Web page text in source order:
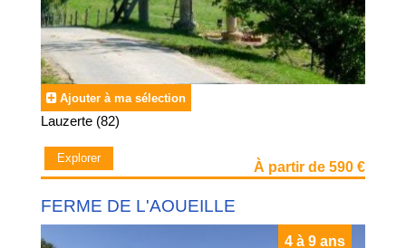
Ajouter à ma sélection
Lauzerte (82)
Explorer
À partir de 590 €
FERME DE L'AOUEILLE
4 à 9 ans